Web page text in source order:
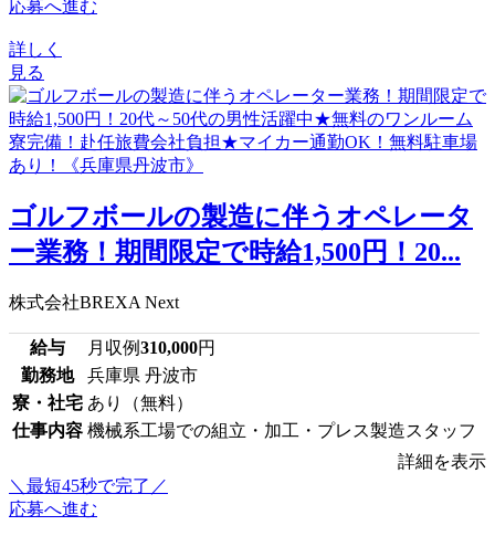
応募へ進む
詳しく
見る
ゴルフボールの製造に伴うオペレータ
ー業務！期間限定で時給1,500円！20...
株式会社BREXA Next
給与 月収例310,000円
勤務地
兵庫県 丹波市
寮・社宅 あり（無料）
仕事内容 機械系工場での組立・加工・プレス製造スタッフ
詳細を表示
＼最短45秒で完了／
応募へ進む